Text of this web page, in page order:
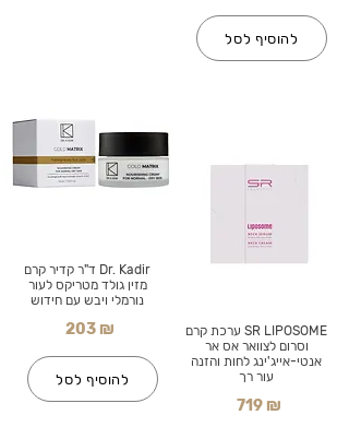
Dr. Kadir ד"ר קדיר קרם
מזין גולד מטריקס לעור
נורמלי ויבש עם חידוש
203 ₪
להוסיף לסל
להוסיף לסל
SR LIPOSOME ערכת קרם
וסרום לצוואר אס אר
אנטי-אייג'ינג לחות והזנה
עור רך
719 ₪